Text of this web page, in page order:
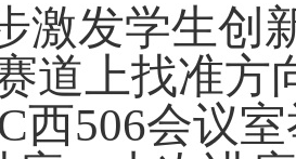
激发学生创
道上找准方
西506会议